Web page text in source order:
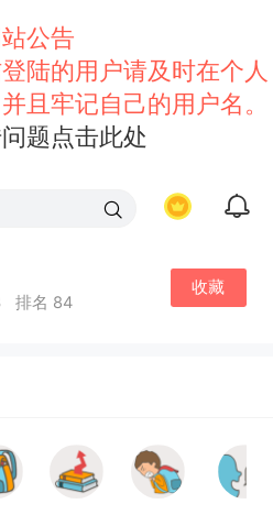
公告
陆的用户请及时在个人
且牢记自己的用户名。
题点击此处
排名 84
收藏